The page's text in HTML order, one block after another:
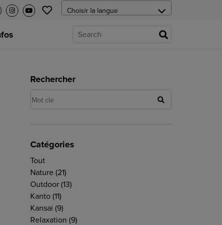
Rechercher
Catégories
Tout
Nature (21)
Outdoor (13)
Kanto (11)
Kansai (9)
Relaxation (9)